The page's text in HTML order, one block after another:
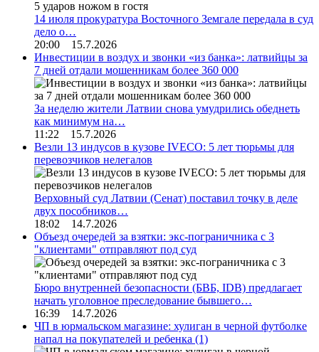
14 июля прокуратура Восточного Земгале передала в суд
дело о…
20:00 15.7.2026
Инвестиции в воздух и звонки «из банка»: латвийцы за
7 дней отдали мошенникам более 360 000
За неделю жители Латвии снова умудрились обеднеть
как минимум на…
11:22 15.7.2026
Везли 13 индусов в кузове IVECO: 5 лет тюрьмы для
перевозчиков нелегалов
Верховный суд Латвии (Сенат) поставил точку в деле
двух пособников…
18:02 14.7.2026
Объезд очередей за взятки: экс-пограничника с 3
"клиентами" отправляют под суд
Бюро внутренней безопасности (БВБ, IDB) предлагает
начать уголовное преследование бывшего…
16:39 14.7.2026
ЧП в юрмальском магазине: хулиган в черной футболке
напал на покупателей и ребенка (1)